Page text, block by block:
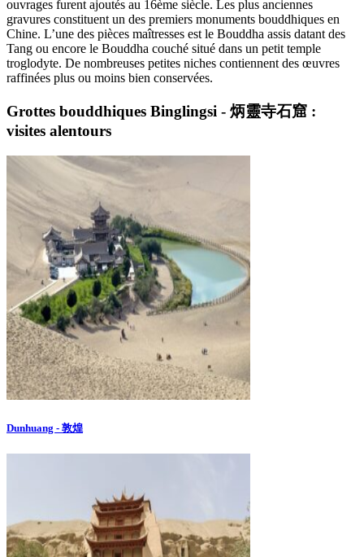
ouvrages furent ajoutés au 16ème siècle. Les plus anciennes
gravures constituent un des premiers monuments bouddhiques en
Chine. L’une des pièces maîtresses est le Bouddha assis datant des
Tang ou encore le Bouddha couché situé dans un petit temple
troglodyte. De nombreuses petites niches contiennent des œuvres
raffinées plus ou moins bien conservées.
Grottes bouddhiques Binglingsi - 炳靈寺石窟 :
visites alentours
Dunhuang - 敦煌